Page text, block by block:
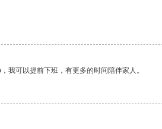
我可以提前下班，有更多的时间陪伴家人。